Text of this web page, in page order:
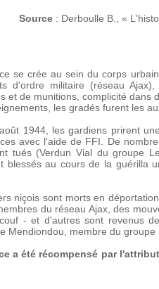
Source : Derboulle B., «
se crée au sein du corps
d'ordre militaire (réseau
et de munitions, complicité dans
les gradés furent les
1944, les gardiens prirent
avec l'aide de FFI. De
tués (Verdun Vial du groupe
blessés au cours de la guérilla
niçois sont morts en
du réseau Ajax, des
- et d'autres sont revenus
Mendiondou, membre du groupe
a été récompensé par